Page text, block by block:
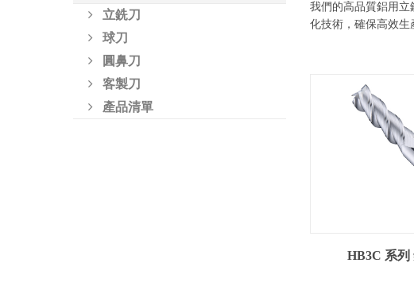
我們的高品質鋁用
化技術，確保高效生
HB3C 系列
立銑刀
球刀
圓鼻刀
客製刀
產品清單